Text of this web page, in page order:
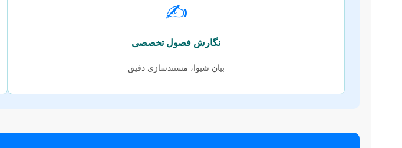
✍️
نگارش فصول تخصصی
بیان شیوا، مستندسازی دقیق